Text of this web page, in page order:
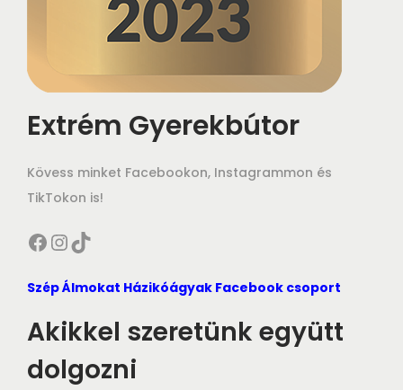
Extrém Gyerekbútor
Kövess minket Facebookon, Instagrammon és
TikTokon is!
Facebook InstagramTikTok
Szép Álmokat Házikóágyak Facebook csoport
Akikkel szeretünk együtt
dolgozni